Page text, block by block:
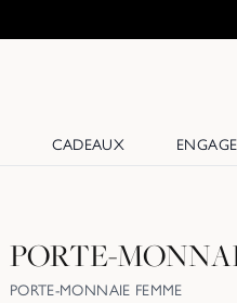
CADEAUX
PORTE-
PORTE-MONNAIE FEMME